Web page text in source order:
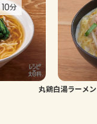
10分
丸鶏白湯ラーメン